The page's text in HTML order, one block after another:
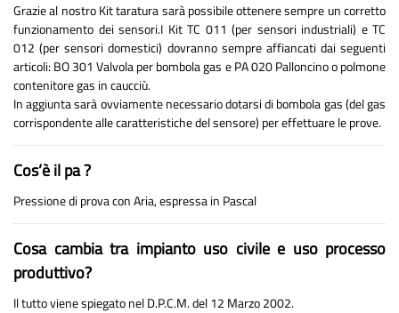
Grazie al nostro Kit taratura sarà possibile ottenere sempre un corretto
funzionamento dei sensori.I Kit TC 011 (per sensori industriali) e TC
012 (per sensori domestici) dovranno sempre affiancati dai seguenti
articoli: BO 301 Valvola per bombola gas e PA 020 Palloncino o polmone
contenitore gas in caucciù.
In aggiunta sarà ovviamente necessario dotarsi di bombola gas (del gas
corrispondente alle caratteristiche del sensore) per effettuare le prove.
Cos’è il pa ?
Pressione di prova con Aria, espressa in Pascal
Cosa cambia tra impianto uso civile e uso processo
produttivo?
Il tutto viene spiegato nel D.P.C.M. del 12 Marzo 2002.